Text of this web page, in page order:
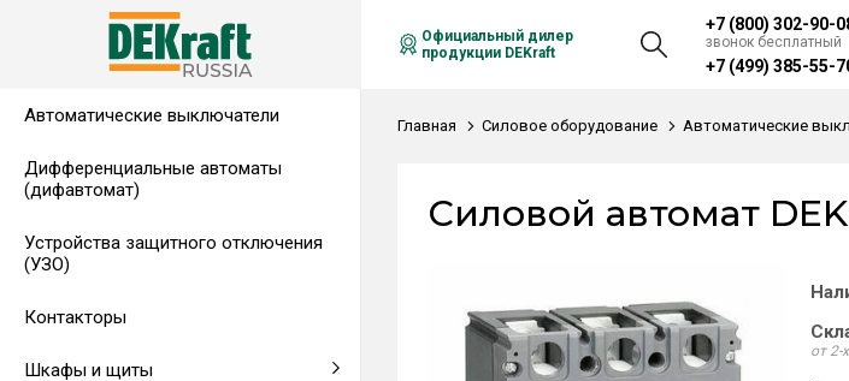
Автоматические выключатели
Дифференциальные автоматы
(дифавтомат)
Устройства защитного отключения
(УЗО)
Контакторы
Шкафы и щиты
Распределительные щиты,
Напольные щиты
Клеммы и комплектующие
Клеммы на DIN-рейку
Аксессуары для щитов
Автоматические выключатели в
Аксессуары
Предохранители
Щитовые приборы
Амперметры
Автоматические воздушные
выключатели
Воздушные автоматические
Официальный дилер
продукции DEKraft
+7 (800) 302-90-
звонок бесплатный
+7 (499) 385-55-
Главная Силовое оборудование Автоматические
Силовой автомат
от 2-